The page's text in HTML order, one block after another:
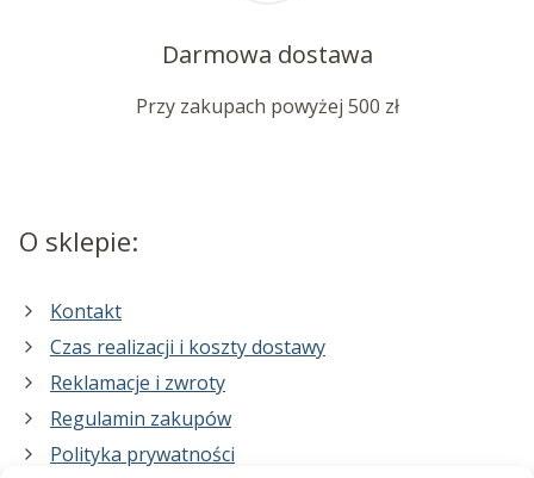
Darmowa dostawa
Przy zakupach powyżej 500 zł
O sklepie:
Kontakt
Czas realizacji i koszty dostawy
Reklamacje i zwroty
Regulamin zakupów
Polityka prywatności